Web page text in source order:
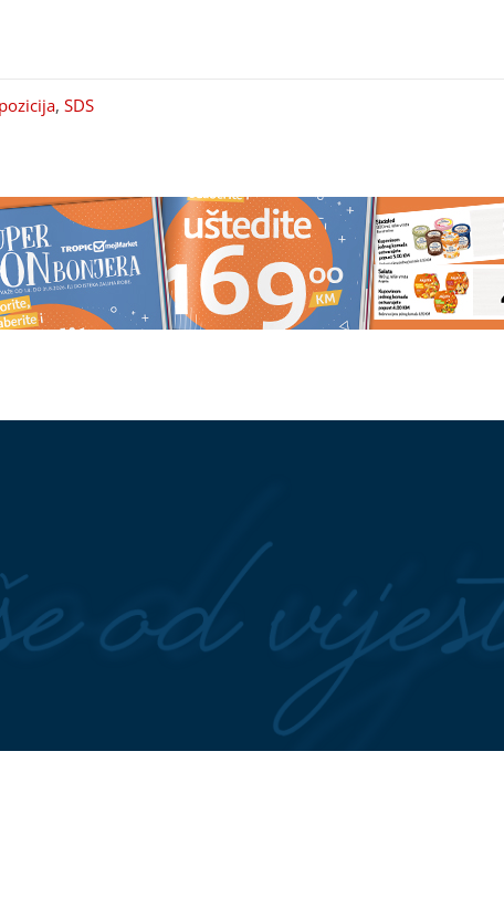
, SDS
petlji napravili haos na izlazu iz
stradale Srbe:
godine od zločina
Način za izgubiti kilograme i
metabolizam